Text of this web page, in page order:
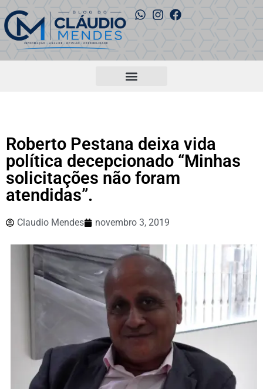
Roberto Pestana deixa vida
política decepcionado “Minhas
solicitações não foram
atendidas”.
Claudio Mendes novembro 3, 2019